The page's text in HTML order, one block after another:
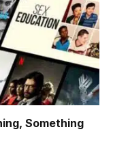
Something